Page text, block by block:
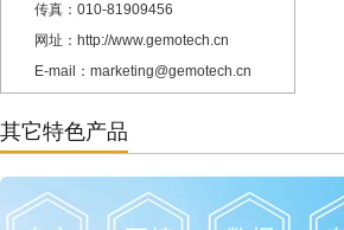
传真：010-81909456
网址：http://www.gemotech.cn
E-mail：marketing@gemotech.cn
其它特色产品